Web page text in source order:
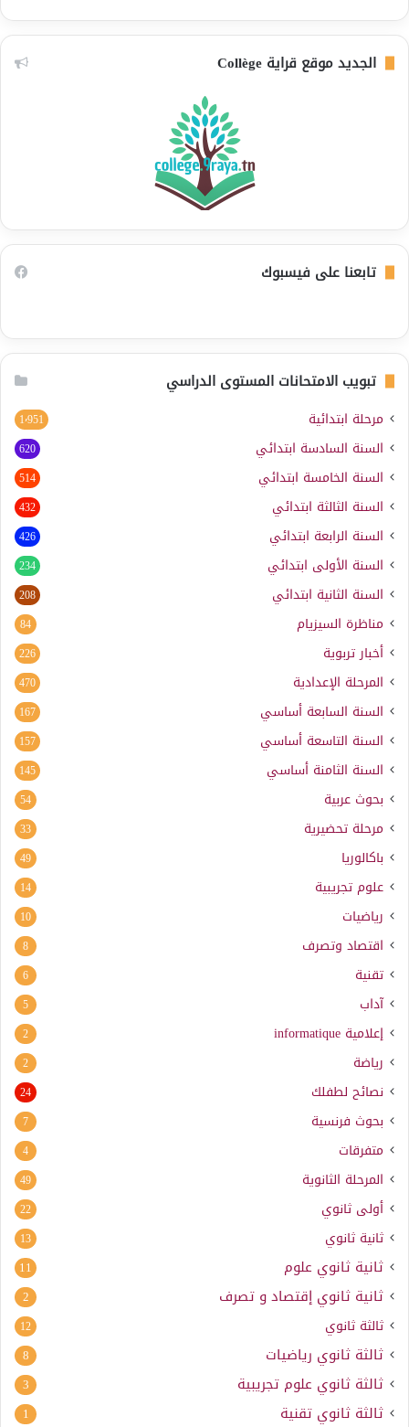
الجديد موقع قراية Collège
تابعنا على فيسبوك
تبويب الامتحانات المستوى الدراسي
مرحلة ابتدائية 1٬951
السنة السادسة ابتدائي 620
السنة الخامسة ابتدائي 514
السنة الثالثة ابتدائي 432
السنة الرابعة ابتدائي 426
السنة الأولى ابتدائي 234
السنة الثانية ابتدائي 208
مناظرة السيزيام 84
أخبار تربوية 226
المرحلة الإعدادية 470
السنة السابعة أساسي 167
السنة التاسعة أساسي 157
السنة الثامنة أساسي 145
بحوث عربية 54
مرحلة تحضيرية 33
باكالوريا 49
علوم تجريبية 14
رياضيات 10
اقتصاد وتصرف 8
تقنية 6
آداب 5
إعلامية informatique
2
رياضة 2
نصائح لطفلك 24
بحوث فرنسية 7
متفرقات 4
المرحلة الثانوية 49
أولى ثانوي 22
ثانية ثانوي 13
ثانية ثانوي علوم 11
ثانية ثانوي إقتصاد و تصرف 2
ثالثة ثانوي 12
ثالثة ثانوي رياضيات 8
ثالثة ثانوي علوم تجريبية 3
ثالثة ثانوي تقنية 1